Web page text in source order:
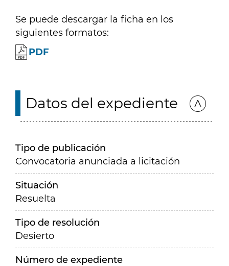
Se puede descargar la ficha en los
siguientes formatos:
PDF
Datos del expediente
Tipo de publicación
Convocatoria anunciada a licitación
Situación
Resuelta
Tipo de resolución
Desierto
Número de expediente